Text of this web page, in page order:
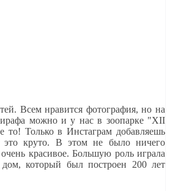
Всем нравится фотография, но на
можно и у нас в зоопарке "XII
то! Только в Инстаграм добавляешь
это круто. В этом не было ничего
красивое. Большую роль играла
который был построен 200 лет